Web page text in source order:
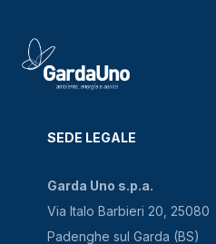
SEDE LEGALE
Garda Uno s.p.a.
Via Italo Barbieri 20, 25080
Padenghe sul Garda (BS)